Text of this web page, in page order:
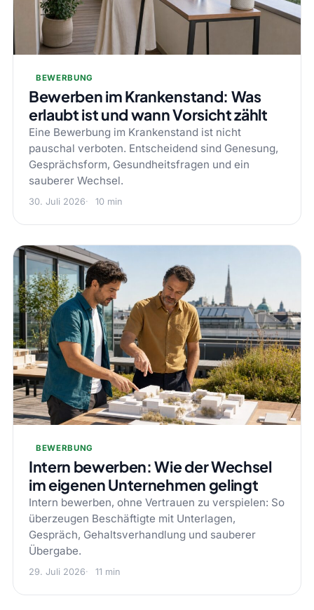
BEWERBUNG
Bewerben im Krankenstand: Was
erlaubt ist und wann Vorsicht zählt
Eine Bewerbung im Krankenstand ist nicht
pauschal verboten. Entscheidend sind Genesung,
Gesprächsform, Gesundheitsfragen und ein
sauberer Wechsel.
30. Juli 2026 10 min
BEWERBUNG
Intern bewerben: Wie der Wechsel
im eigenen Unternehmen gelingt
Intern bewerben, ohne Vertrauen zu verspielen: So
überzeugen Beschäftigte mit Unterlagen,
Gespräch, Gehaltsverhandlung und sauberer
Übergabe.
29. Juli 2026 11 min